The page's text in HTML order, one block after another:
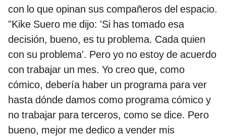
con lo que opinan sus compañeros del espacio.
"Kike Suero me dijo: 'Si has tomado esa
decisión, bueno, es tu problema. Cada quien
con su problema'. Pero yo no estoy de acuerdo
con trabajar un mes. Yo creo que, como
cómico, debería haber un programa para ver
hasta dónde damos como programa cómico y
no trabajar para terceros, como se dice. Pero
bueno, mejor me dedico a vender mis